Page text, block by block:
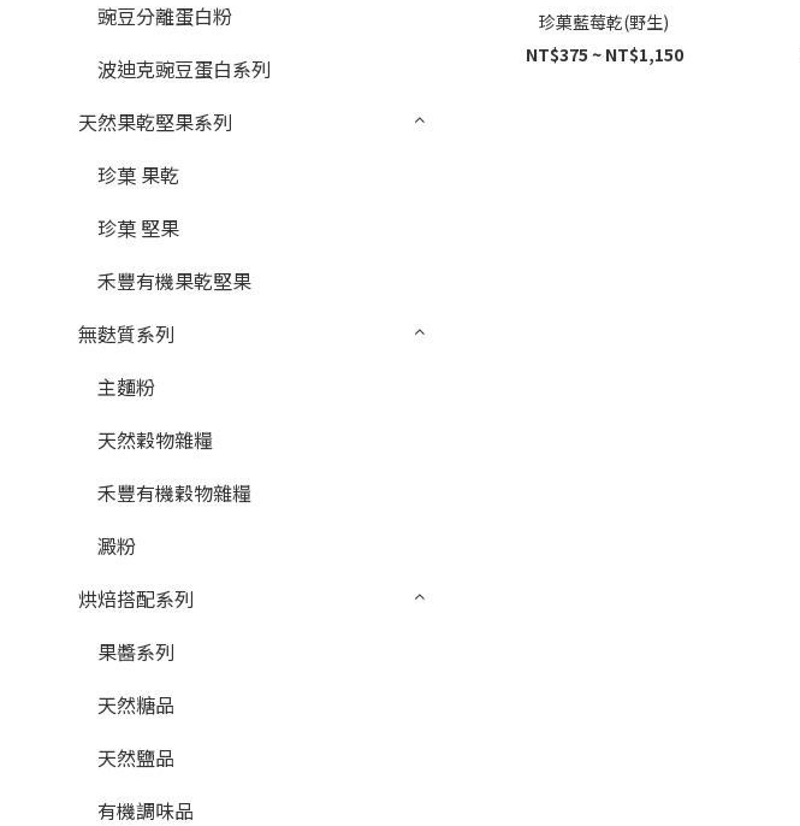
豌豆分離蛋白粉
波迪克豌豆蛋白系列
天然果乾堅果系列
珍菓 果乾
珍菓 堅果
禾豐有機果乾堅果
無麩質系列
主麵粉
天然穀物雜糧
禾豐有機穀物雜糧
澱粉
烘焙搭配系列
果醬系列
天然糖品
天然鹽品
有機調味品
珍菓藍莓乾(野生)
NT$375 ~ NT$1,150